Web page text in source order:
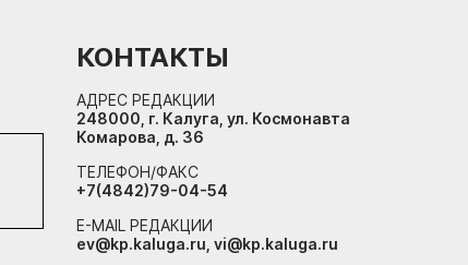
КОНТАКТЫ
АДРЕС РЕДАКЦИИ
248000, г. Калуга, ул. Космонавта
Комарова, д. 36
ТЕЛЕФОН/ФАКС
+7(4842)79-04-54
E-MAIL РЕДАКЦИИ
ev@kp.kaluga.ru, vi@kp.kaluga.ru